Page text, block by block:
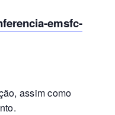
emsfc-
assim como